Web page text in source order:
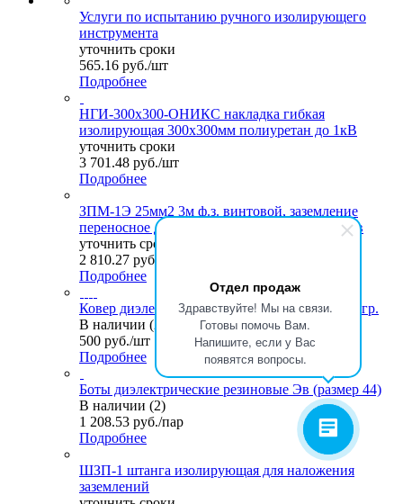
Отдел продаж
Здравствуйте! Мы на связи.
Готовы помочь Вам.
Напишите, если у Вас
появятся вопросы.
Услуги по испытанию ручного изолирующего
инструмента
уточнить сроки
565.16 руб./шт
Подробнее
НГИ-300х300-ОНИКС накладка гибкая
изолирующая 300х300мм полиуретан до 1кВ
уточнить сроки
3 701.48 руб./шт
Подробнее
ЗПМ-1Э 25мм2 3м ф.з. винтовой, заземление
переносное для пожарных машин, бензовозов
уточнить сроки
2 810.27 руб.
Подробнее
Ковер диэлектрический 500х500х6мм, МБС 2гр.
В наличии (27)
500 руб./шт
Подробнее
Боты диэлектрические резиновые Эв (размер 44)
В наличии (2)
1 208.53 руб./пар
Подробнее
ШЗП-1 штанга изолирующая для наложения
заземлений